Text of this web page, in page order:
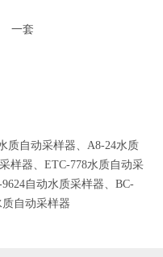
一套
自动采样器、A8-24水质
样器、ETC-778水质自动采
自动水质采样器、BC-
质自动采样器